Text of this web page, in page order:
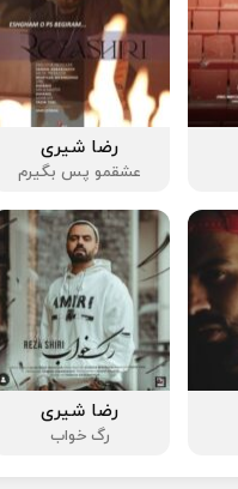
رضا شیری
عشقمو پس بگیرم
رضا شیری
رگ خواب